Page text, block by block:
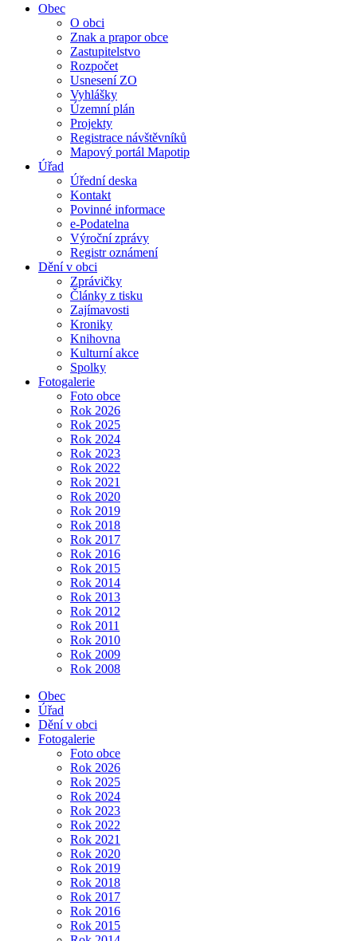
Obec
O obci
Znak a prapor obce
Zastupitelstvo
Rozpočet
Usnesení ZO
Vyhlášky
Územní plán
Projekty
Registrace návštěvníků
Mapový portál Mapotip
Úřad
Úřední deska
Kontakt
Povinné informace
e-Podatelna
Výroční zprávy
Registr oznámení
Dění v obci
Zprávičky
Články z tisku
Zajímavosti
Kroniky
Knihovna
Kulturní akce
Spolky
Fotogalerie
Foto obce
Rok 2026
Rok 2025
Rok 2024
Rok 2023
Rok 2022
Rok 2021
Rok 2020
Rok 2019
Rok 2018
Rok 2017
Rok 2016
Rok 2015
Rok 2014
Rok 2013
Rok 2012
Rok 2011
Rok 2010
Rok 2009
Rok 2008
Obec
Úřad
Dění v obci
Fotogalerie
Foto obce
Rok 2026
Rok 2025
Rok 2024
Rok 2023
Rok 2022
Rok 2021
Rok 2020
Rok 2019
Rok 2018
Rok 2017
Rok 2016
Rok 2015